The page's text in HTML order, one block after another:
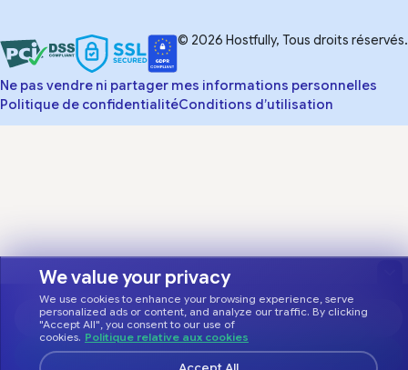
We value your privacy
We use cookies to enhance your browsing experience, serve
personalized ads or content, and analyze our traffic. By clicking
"Accept All", you consent to our use of
cookies. Politique relative aux cookies
© 2026 Hostfully, Tous droits réservés.
Ne pas vendre ni partager mes informations personnelles
Politique de confidentialitéConditions d’utilisation